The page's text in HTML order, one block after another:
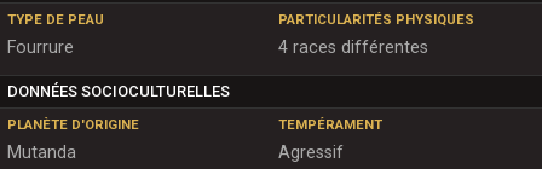
TYPE DE PEAU
Fourrure
PARTICULARITÉS PHYSIQUES
4 races différentes
DONNÉES SOCIOCULTURELLES
PLANÈTE D'ORIGINE
Mutanda
TEMPÉRAMENT
Agressif